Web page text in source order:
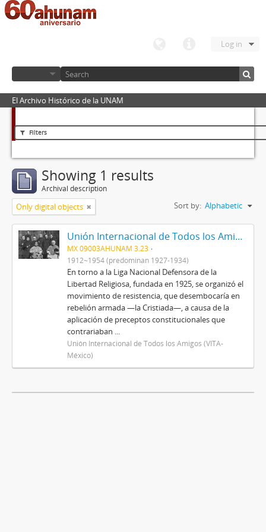
Log in
El Archivo Histórico de la UNAM
Filters
Showing 1 results
Archival description
Only digital objects Sort by: Alphabetic
Unión Internacional de Todos los Amigos (VITA-México)
MX 09003AHUNAM 3.23
1912~1954 (predominan 1927-1934)
En torno a la Liga Nacional Defensora de la
Libertad Religiosa, fundada en 1925, se organizó el
movimiento de resistencia, que desembocaría en
rebelión armada —la Cristiada—, a causa de la
aplicación de preceptos constitucionales que
contrariaban ...
Unión Internacional de Todos los Amigos (VITA-
México)